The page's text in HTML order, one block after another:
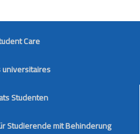
FOOTER
Care
universitaires
Studenten
Studierende mit Behinderung